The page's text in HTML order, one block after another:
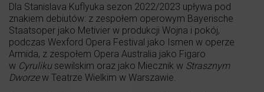
Dla Stanislava Kuflyuka sezon 2022/2023 upływa pod
znakiem debiutów: z zespołem operowym Bayerische
Staatsoper jako Metivier w produkcji Wojna i pokój,
podczas Wexford Opera Festival jako Ismen w operze
Armida, z zespołem Opera Australia jako Figaro
w Cyrulikusewilskim oraz jako Miecznik w Strasznym
Dworzew Teatrze Wielkim w Warszawie.